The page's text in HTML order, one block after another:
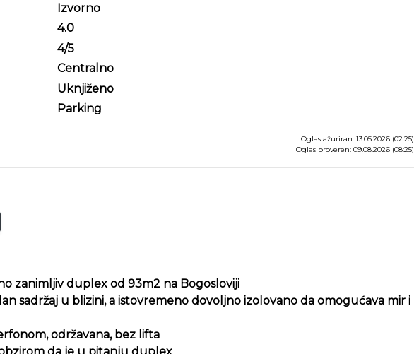
Izvorno
4.0
4/5
Centralno
Uknjiženo
Parking
Oglas ažuriran: 13.05.2026 (02:25)
Oglas proveren: 09.08.2026 (08:25)
zanimljiv duplex od 93m2 na Bogosloviji
sadržaj u blizini, a istovremeno dovoljno izolovano da omogućava mir i
održavana, bez lifta
obzirom da je u pitanju duplex